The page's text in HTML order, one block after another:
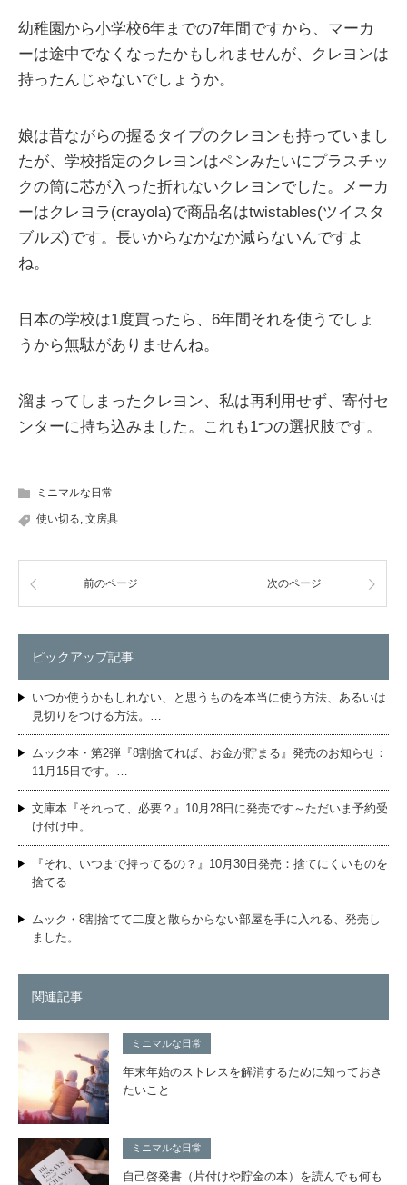
幼稚園から小学校6年までの7年間ですから、マーカ
ーは途中でなくなったかもしれませんが、クレヨンは
持ったんじゃないでしょうか。
娘は昔ながらの握るタイプのクレヨンも持っていまし
たが、学校指定のクレヨンはペンみたいにプラスチッ
クの筒に芯が入った折れないクレヨンでした。メーカ
ーはクレヨラ(crayola)で商品名はtwistables(ツイスタ
ブルズ)です。長いからなかなか減らないんですよ
ね。
日本の学校は1度買ったら、6年間それを使うでしょ
うから無駄がありませんね。
溜まってしまったクレヨン、私は再利用せず、寄付セ
ンターに持ち込みました。これも1つの選択肢です。
ミニマルな日常
使い切る, 文房具
前のページ 次のページ
ピックアップ記事
いつか使うかもしれない、と思うものを本当に使う方法、あるいは
見切りをつける方法。…
ムック本・第2弾『8割捨てれば、お金が貯まる』発売のお知らせ：
11月15日です。…
文庫本『それって、必要？』10月28日に発売です～ただいま予約受
け付け中。
『それ、いつまで持ってるの？』10月30日発売：捨てにくいものを
捨てる
ムック・8割捨てて二度と散らからない部屋を手に入れる、発売し
ました。
関連記事
ミニマルな日常
年末年始のストレスを解消するために知っておき
たいこと
ミニマルな日常
自己啓発書（片付けや貯金の本）を読んでも何も